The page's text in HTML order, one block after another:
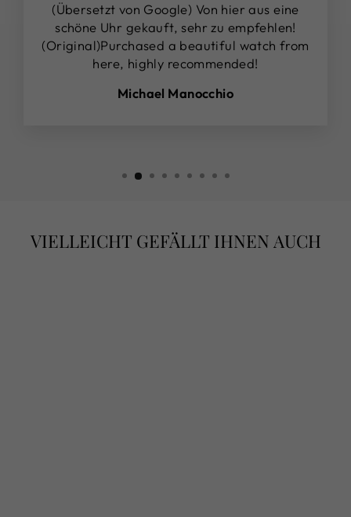
(Übersetzt von Google) Von hier aus eine
schöne Uhr gekauft, sehr zu empfehlen!
(Original)Purchased a beautiful watch from
here, highly recommended!
Michael Manocchio
VIELLEICHT GEFÄLLT IHNEN AUCH